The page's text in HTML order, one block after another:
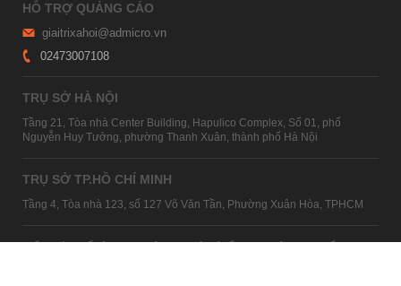
HỖ TRỢ QUẢNG CÁO
giaitrixahoi@admicro.vn
02473007108
TRỤ SỞ HÀ NỘI
Tầng 21, Tòa nhà Center Building, Hapulico Complex, Số 01, phố
Nguyễn Huy Tưởng, phường Thanh Xuân, thành phố Hà Nội
TRỤ SỞ TP.HỒ CHÍ MINH
Tầng 4, Tòa nhà 123, số 127 Võ Văn Tần, Phường Xuân Hòa, TPHCM